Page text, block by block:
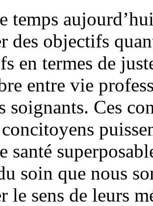
temps
des objectifs
en termes de
entre vie
soignants. Ces
santé
soin que nous
le sens de leurs